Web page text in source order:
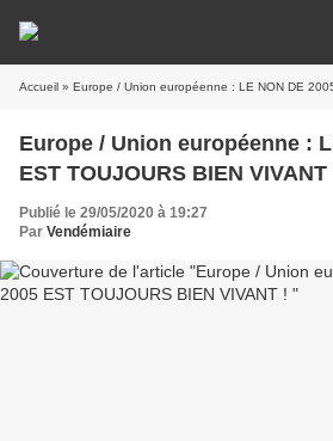
Accueil » Europe / Union européenne : LE NON DE 2005
Europe / Union européenne :
EST TOUJOURS BIEN VIVANT
Publié le 29/05/2020 à 19:27
Par Vendémiaire